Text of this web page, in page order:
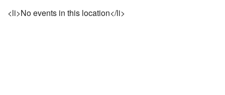
<li>No events in this location</li>